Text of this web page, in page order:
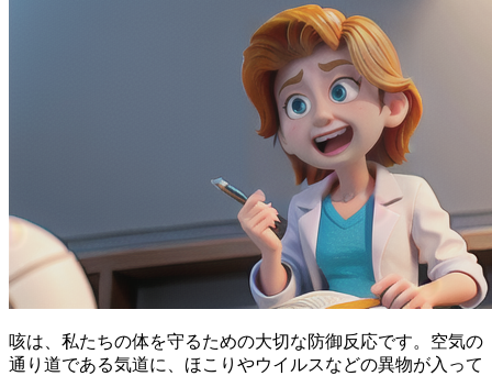
咳は、 私たちの体を守るための大切な防御反応です。空気の
通り道である気道に、ほこりやウイルスなどの異物が入って